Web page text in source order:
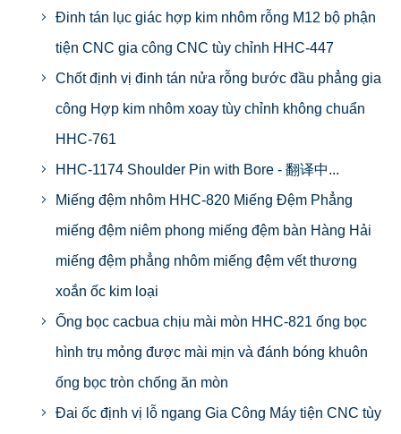
Đinh tán lục giác hợp kim nhôm rỗng M12 bộ phận
tiện CNC gia công CNC tùy chỉnh HHC-447
Chốt định vị đinh tán nửa rỗng bước đầu phẳng gia
công Hợp kim nhôm xoay tùy chỉnh không chuẩn
HHC-761
HHC-1174 Shoulder Pin with Bore - 翻译中...
Miếng đệm nhôm HHC-820 Miếng Đệm Phẳng
miếng đệm niêm phong miếng đệm bàn Hàng Hải
miếng đệm phẳng nhôm miếng đệm vết thương
xoắn ốc kim loại
Ống bọc cacbua chịu mài mòn HHC-821 ống bọc
hình trụ mỏng được mài mịn và đánh bóng khuôn
ống bọc tròn chống ăn mòn
Đai ốc định vị lỗ ngang Gia Công Máy tiện CNC tùy